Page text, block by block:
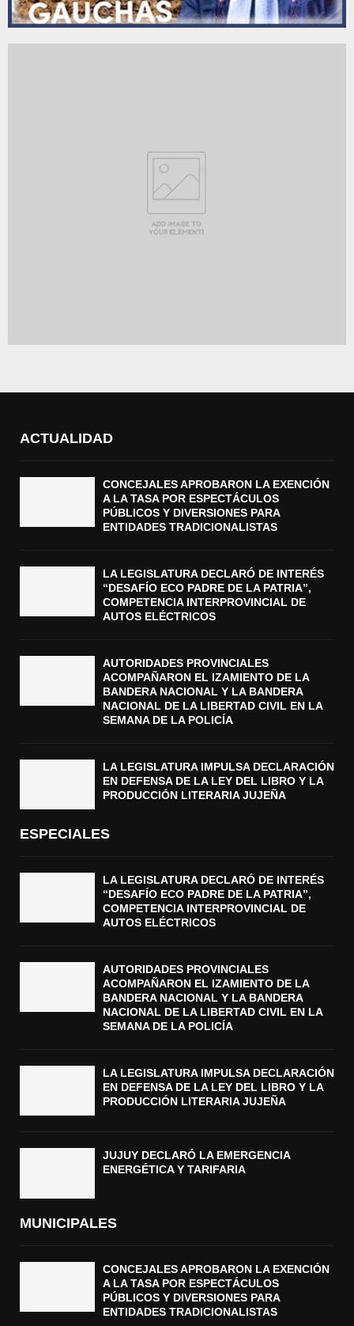
ACTUALIDAD
CONCEJALES APROBARON LA EXENCIÓN
A LA TASA POR ESPECTÁCULOS
PÚBLICOS Y DIVERSIONES PARA
ENTIDADES TRADICIONALISTAS
LA LEGISLATURA DECLARÓ DE INTERÉS
“DESAFÍO ECO PADRE DE LA PATRIA”,
COMPETENCIA INTERPROVINCIAL DE
AUTOS ELÉCTRICOS
AUTORIDADES PROVINCIALES
ACOMPAÑARON EL IZAMIENTO DE LA
BANDERA NACIONAL Y LA BANDERA
NACIONAL DE LA LIBERTAD CIVIL EN LA
SEMANA DE LA POLICÍA
LA LEGISLATURA IMPULSA DECLARACIÓN
EN DEFENSA DE LA LEY DEL LIBRO Y LA
PRODUCCIÓN LITERARIA JUJEÑA
ESPECIALES
LA LEGISLATURA DECLARÓ DE INTERÉS
“DESAFÍO ECO PADRE DE LA PATRIA”,
COMPETENCIA INTERPROVINCIAL DE
AUTOS ELÉCTRICOS
AUTORIDADES PROVINCIALES
ACOMPAÑARON EL IZAMIENTO DE LA
BANDERA NACIONAL Y LA BANDERA
NACIONAL DE LA LIBERTAD CIVIL EN LA
SEMANA DE LA POLICÍA
LA LEGISLATURA IMPULSA DECLARACIÓN
EN DEFENSA DE LA LEY DEL LIBRO Y LA
PRODUCCIÓN LITERARIA JUJEÑA
JUJUY DECLARÓ LA EMERGENCIA
ENERGÉTICA Y TARIFARIA
MUNICIPALES
CONCEJALES APROBARON LA EXENCIÓN
A LA TASA POR ESPECTÁCULOS
PÚBLICOS Y DIVERSIONES PARA
ENTIDADES TRADICIONALISTAS